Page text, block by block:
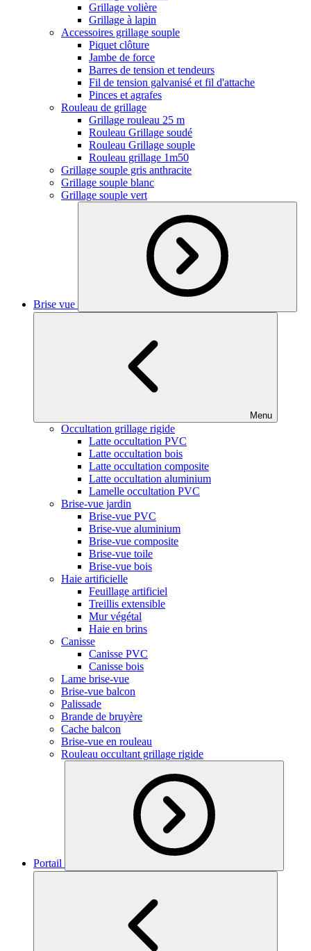
Grillage volière
Grillage à lapin
Accessoires grillage souple
Piquet clôture
Jambe de force
Barres de tension et tendeurs
Fil de tension galvanisé et fil d'attache
Pinces et agrafes
Rouleau de grillage
Grillage rouleau 25 m
Rouleau Grillage soudé
Rouleau Grillage souple
Rouleau grillage 1m50
Grillage souple gris anthracite
Grillage souple blanc
Grillage souple vert
Brise vue
Menu
Occultation grillage rigide
Latte occultation PVC
Latte occultation bois
Latte occultation composite
Latte occultation aluminium
Lamelle occultation PVC
Brise-vue jardin
Brise-vue PVC
Brise-vue aluminium
Brise-vue composite
Brise-vue toile
Brise-vue bois
Haie artificielle
Feuillage artificiel
Treillis extensible
Mur végétal
Haie en brins
Canisse
Canisse PVC
Canisse bois
Lame brise-vue
Brise-vue balcon
Palissade
Brande de bruyère
Cache balcon
Brise-vue en rouleau
Rouleau occultant grillage rigide
Portail